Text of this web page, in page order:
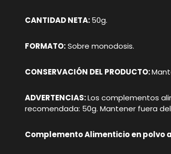
CANTIDAD NETA:50g.
FORMATO:Sobre monodosis.
CONSERVACIÓN DEL PRODUCTO:
ADVERTENCIAS:Los complementos
recomendada: 50g. Mantener fuera
Complemento Alimenticio en polvo